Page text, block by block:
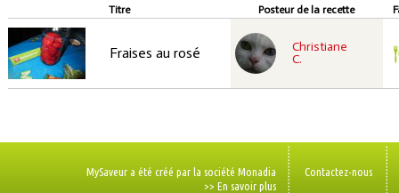
Titre Posteur de la recette
Fraises au rosé
Christiane
C.
MySaveur a été créé par la société Monadia
>> En savoir plus
Contactez-nous